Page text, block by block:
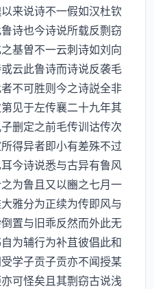
来说诗不一假如汉杜钦
诗也今诗说所载反剽窃
基曽不一云刺诗如刘向
云此鲁诗而诗说反袭毛
不可胜则今之诗説全非
见于左传襄二十九年其
删定之前毛传训诂传次
得异者即小有差殊不过
今诗说悉与古异有鲁风
为鲁且又以豳之七月一
雅分为正续为传即风与
置与旧乖反然而外此无
为辅行为补苴彼倡此和
学子贡子贡亦不闻授某
可怪矣且其剽窃古说浅